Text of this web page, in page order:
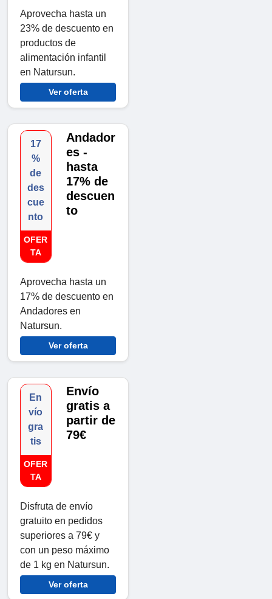
Aprovecha hasta un
23% de descuento en
productos de
alimentación infantil
en Natursun.
Ver oferta
17
%
de
des
cue
nto
OFER
TA
Andador
es -
hasta
17% de
descuen
to
Aprovecha hasta un
17% de descuento en
Andadores en
Natursun.
Ver oferta
En
vío
gra
tis
OFER
TA
Envío
gratis a
partir de
79€
Disfruta de envío
gratuito en pedidos
superiores a 79€ y
con un peso máximo
de 1 kg en Natursun.
Ver oferta